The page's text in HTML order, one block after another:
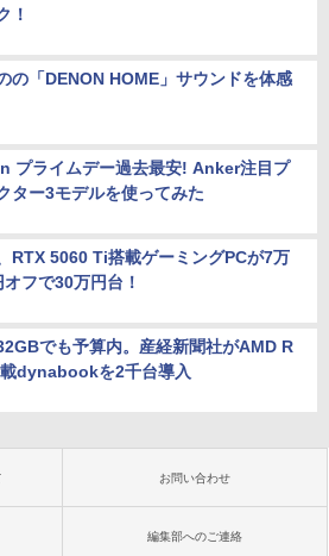
！
の「DENON HOME」サウンドを体感
プライムデー過去最安! Anker注目プ
ター3モデルを使ってみた
RTX 5060 Ti搭載ゲーミングPCが7万
フで30万円台！
でも予算内。産経新聞社がAMD R
dynabookを2千台導入
お問い合わせ
編集部へのご連絡